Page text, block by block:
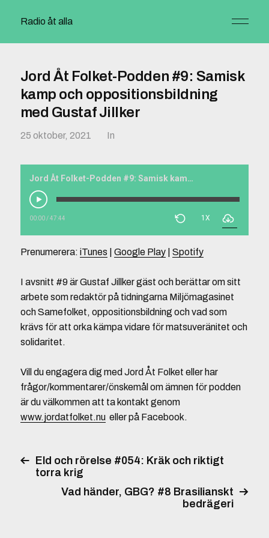
Radio åt alla
Jord Åt Folket-Podden #9: Samisk
kamp och oppositionsbildning
med Gustaf Jillker
25 oktober, 2021 In
Jord Åt Folket-Podden #9: Samisk kamp och oppositionsbildning med Gustaf Jillker
00:00/47:44 1X
Prenumerera: iTunes Google Play| Spotify
I avsnitt #9 är Gustaf Jillker gäst och berättar om sitt
arbete som redaktör på tidningarna Miljömagasinet
och Samefolket, oppositionsbildning och vad som
krävs för att orka kämpa vidare för matsuveränitet och
solidaritet.
Vill du engagera dig med Jord Åt Folket eller har
frågor/kommentarer/önskemål om ämnen för podden
är du välkommen att ta kontakt genom
www.jordatfolket.nueller på Facebook.
Eld och rörelse #054: Kräk och riktigt
torra krig
Vad händer, GBG? #8 Brasilianskt
bedrägeri